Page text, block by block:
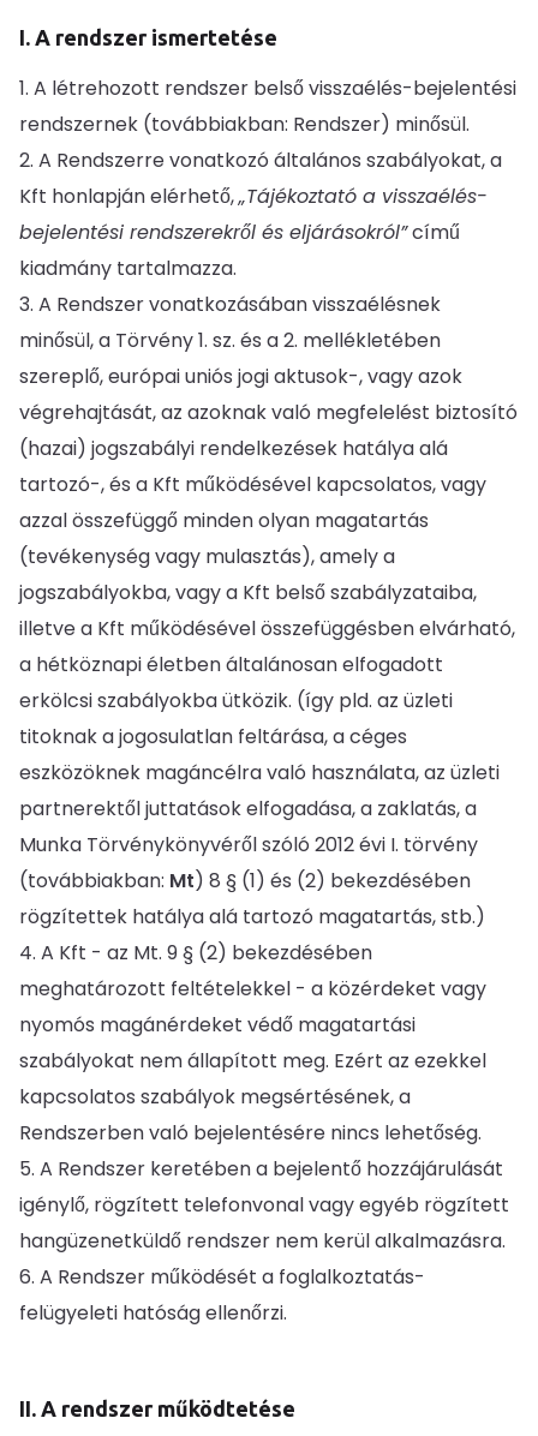
I. A rendszer ismertetése
A létrehozott rendszer belső visszaélés-bejelentési
rendszernek (továbbiakban: Rendszer) minősül.
A Rendszerre vonatkozó általános szabályokat, a
Kft honlapján elérhető,„Tájékoztató a visszaélés-
bejelentési rendszerekről és eljárásokról”című
kiadmány tartalmazza.
A Rendszer vonatkozásában visszaélésnek
minősül, a Törvény 1. sz. és a 2. mellékletében
szereplő, európai uniós jogi aktusok-, vagy azok
végrehajtását, az azoknak való megfelelést biztosító
(hazai) jogszabályi rendelkezések hatálya alá
tartozó-, és a Kft működésével kapcsolatos, vagy
azzal összefüggő minden olyan magatartás
(tevékenység vagy mulasztás), amely a
jogszabályokba, vagy a Kft belső szabályzataiba,
illetve a Kft működésével összefüggésben elvárható,
a hétköznapi életben általánosan elfogadott
erkölcsi szabályokba ütközik. (így pld. az üzleti
titoknak a jogosulatlan feltárása, a céges
eszközöknek magáncélra való használata, az üzleti
partnerektől juttatások elfogadása, a zaklatás, a
Munka Törvénykönyvéről szóló 2012 évi I. törvény
(továbbiakban: Mt) 8 § (1) és (2) bekezdésében
rögzítettek hatálya alá tartozó magatartás, stb.)
A Kft - az Mt. 9 § (2) bekezdésében
meghatározott feltételekkel - a közérdeket vagy
nyomós magánérdeket védő magatartási
szabályokat nem állapított meg. Ezért az ezekkel
kapcsolatos szabályok megsértésének, a
Rendszerben való bejelentésére nincs lehetőség.
A Rendszer keretében a bejelentő hozzájárulását
igénylő, rögzített telefonvonal vagy egyéb rögzített
hangüzenetküldő rendszer nem kerül alkalmazásra.
A Rendszer működését a foglalkoztatás-
felügyeleti hatóság ellenőrzi.
II. A rendszer működtetése